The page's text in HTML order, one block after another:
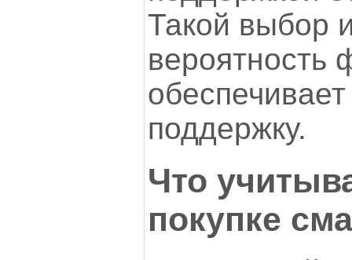
Такой выбор
вероятность
поддержку.
Что
покупке